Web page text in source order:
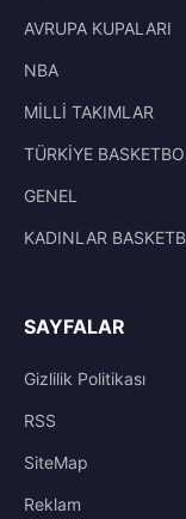
AVRUPA KUPALARI
NBA
MİLLİ TAKIMLAR
TÜRKİYE
GENEL
KADINLAR
SAYFALAR
Gizlilik Politikası
RSS
SiteMap
Reklam